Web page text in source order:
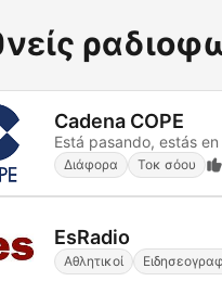
Cadena COPE
Está pasando, estás en
Διάφορα Τοκ σόου
EsRadio
Αθλητικοί